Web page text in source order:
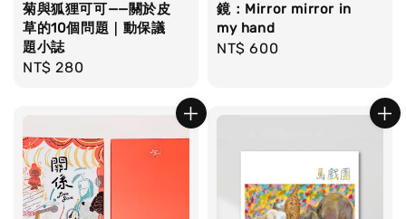
菊與狐狸可可——關於皮
草的10個問題｜動保議
題小誌
Regular
NT$ 280
鏡：Mirror mirror in
my hand
Regular
NT$ 600